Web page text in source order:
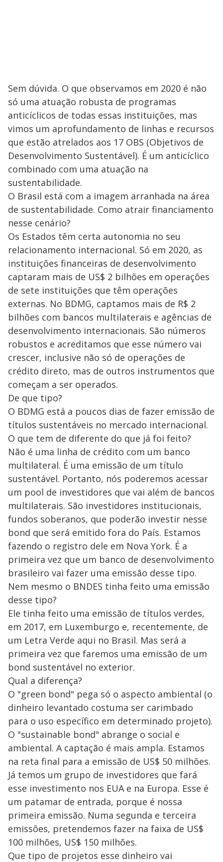
Sem dúvida. O que observamos em 2020 é não
só uma atuação robusta de programas
anticíclicos de todas essas instituições, mas
vimos um aprofundamento de linhas e recursos
que estão atrelados aos 17 OBS (Objetivos de
Desenvolvimento Sustentável). É um anticíclico
combinado com uma atuação na
sustentabilidade.
O Brasil está com a imagem arranhada na área
de sustentabilidade. Como atrair financiamento
nesse cenário?
Os Estados têm certa autonomia no seu
relacionamento internacional. Só em 2020, as
instituições financeiras de desenvolvimento
captaram mais de US$ 2 bilhões em operações
de sete instituições que têm operações
externas. No BDMG, captamos mais de R$ 2
bilhões com bancos multilaterais e agências de
desenvolvimento internacionais. São números
robustos e acreditamos que esse número vai
crescer, inclusive não só de operações de
crédito direto, mas de outros instrumentos que
começam a ser operados.
De que tipo?
O BDMG está a poucos dias de fazer emissão de
títulos sustentáveis no mercado internacional.
O que tem de diferente do que já foi feito?
Não é uma linha de crédito com um banco
multilateral. É uma emissão de um título
sustentável. Portanto, nós poderemos acessar
um pool de investidores que vai além de bancos
multilaterais. São investidores institucionais,
fundos soberanos, que poderão investir nesse
bond que será emitido fora do País. Estamos
fazendo o registro dele em Nova York. É a
primeira vez que um banco de desenvolvimento
brasileiro vai fazer uma emissão desse tipo.
Nem mesmo o BNDES tinha feito uma emissão
desse tipo?
Ele tinha feito uma emissão de títulos verdes,
em 2017, em Luxemburgo e, recentemente, de
um Letra Verde aqui no Brasil. Mas será a
primeira vez que faremos uma emissão de um
bond sustentável no exterior.
Qual a diferença?
O "green bond" pega só o aspecto ambiental (o
dinheiro levantado costuma ser carimbado
para o uso específico em determinado projeto).
O "sustainable bond" abrange o social e
ambiental. A captação é mais ampla. Estamos
na reta final para a emissão de US$ 50 milhões.
Já temos um grupo de investidores que fará
esse investimento nos EUA e na Europa. Esse é
um patamar de entrada, porque é nossa
primeira emissão. Numa segunda e terceira
emissões, pretendemos fazer na faixa de US$
100 milhões, US$ 150 milhões.
Que tipo de projetos esse dinheiro vai